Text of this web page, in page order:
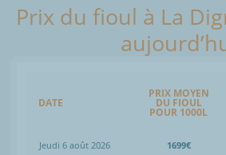
Prix du fioul à La
DATE
PRIX MOYEN
DU FIOUL
POUR 1000L
Jeudi 6 août 2026 1699€